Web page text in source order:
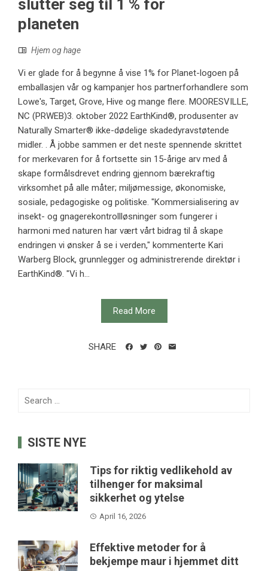
slutter seg til 1 % for
planeten
Hjem og hage
Vi er glade for å begynne å vise 1% for Planet-logoen på
emballasjen vår og kampanjer hos partnerforhandlere som
Lowe's, Target, Grove, Hive og mange flere. MOORESVILLE,
NC (PRWEB)3. oktober 2022 EarthKind®, produsenter av
Naturally Smarter® ikke-dødelige skadedyravstøtende
midler. . Å jobbe sammen er det neste spennende skrittet
for merkevaren for å fortsette sin 15-årige arv med å
skape formålsdrevet endring gjennom bærekraftig
virksomhet på alle måter; miljømessige, økonomiske,
sosiale, pedagogiske og politiske. "Kommersialisering av
insekt- og gnagerekontrollløsninger som fungerer i
harmoni med naturen har vært vårt bidrag til å skape
endringen vi ønsker å se i verden," kommenterte Kari
Warberg Block, grunnlegger og administrerende direktør i
EarthKind®. "Vi h...
Read More
SHARE
Search
SISTE NYE
Tips for riktig vedlikehold av
tilhenger for maksimal
sikkerhet og ytelse
April 16, 2026
Effektive metoder for å
bekjempe maur i hjemmet ditt